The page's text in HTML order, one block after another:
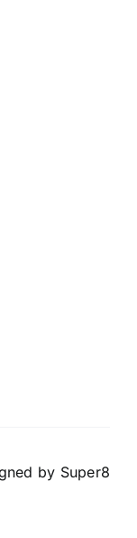
by Super8